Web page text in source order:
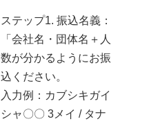
ステップ1. 振込名義：
「会社名・団体名＋人
数が分かるようにお振
込ください。
入力例：カブシキガイ
シャ〇〇 3メイ / タナ